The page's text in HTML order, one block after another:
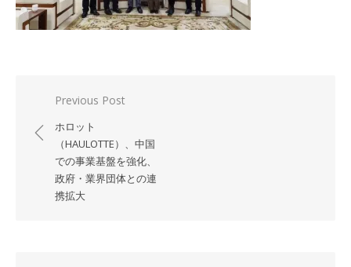
稿
ナ
Previous Post
ホロット
（HAULOTTE）、中国
での事業基盤を強化、
政府・業界団体との連
携拡大